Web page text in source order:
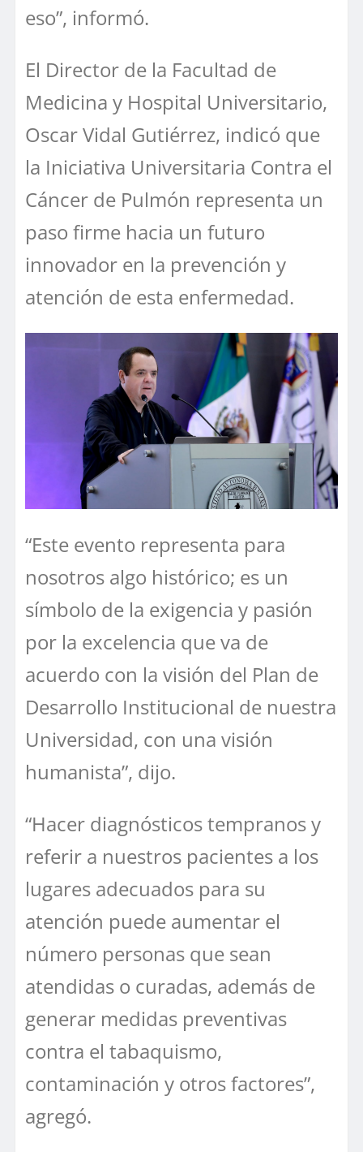
eso”, informó.
El Director de la Facultad de
Medicina y Hospital Universitario,
Oscar Vidal Gutiérrez, indicó que
la Iniciativa Universitaria Contra el
Cáncer de Pulmón representa un
paso firme hacia un futuro
innovador en la prevención y
atención de esta enfermedad.
“Este evento representa para
nosotros algo histórico; es un
símbolo de la exigencia y pasión
por la excelencia que va de
acuerdo con la visión del Plan de
Desarrollo Institucional de nuestra
Universidad, con una visión
humanista”, dijo.
“Hacer diagnósticos tempranos y
referir a nuestros pacientes a los
lugares adecuados para su
atención puede aumentar el
número personas que sean
atendidas o curadas, además de
generar medidas preventivas
contra el tabaquismo,
contaminación y otros factores”,
agregó.